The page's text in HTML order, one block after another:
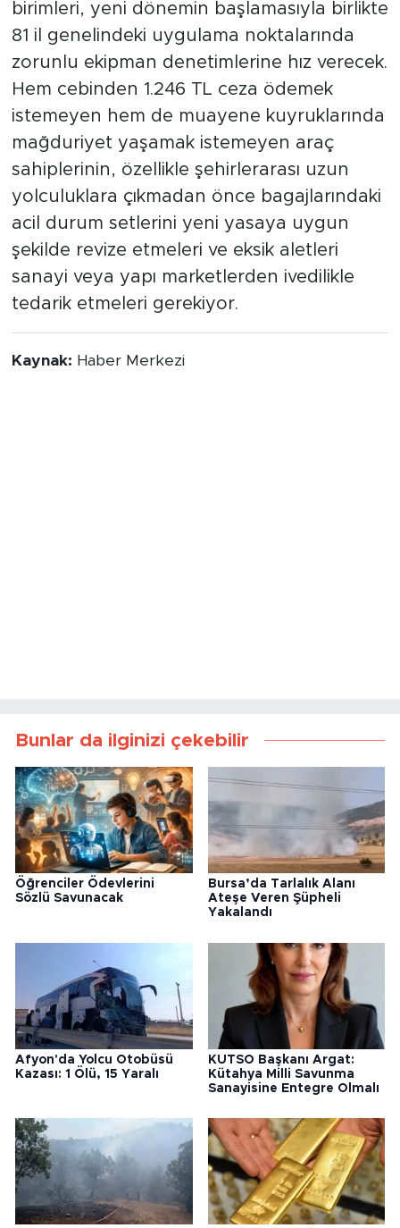
birimleri, yeni dönemin başlamasıyla birlikte
81 il genelindeki uygulama noktalarında
zorunlu ekipman denetimlerine hız verecek.
Hem cebinden 1.246 TL ceza ödemek
istemeyen hem de muayene kuyruklarında
mağduriyet yaşamak istemeyen araç
sahiplerinin, özellikle şehirlerarası uzun
yolculuklara çıkmadan önce bagajlarındaki
acil durum setlerini yeni yasaya uygun
şekilde revize etmeleri ve eksik aletleri
sanayi veya yapı marketlerden ivedilikle
tedarik etmeleri gerekiyor.
Kaynak: Haber Merkezi
Bunlar da ilginizi çekebilir
Öğrenciler Ödevlerini
Sözlü Savunacak
Bursa’da Tarlalık Alanı
Ateşe Veren Şüpheli
Yakalandı
Afyon'da Yolcu Otobüsü
Kazası: 1 Ölü, 15 Yaralı
KUTSO Başkanı Argat:
Kütahya Milli Savunma
Sanayisine Entegre Olmalı